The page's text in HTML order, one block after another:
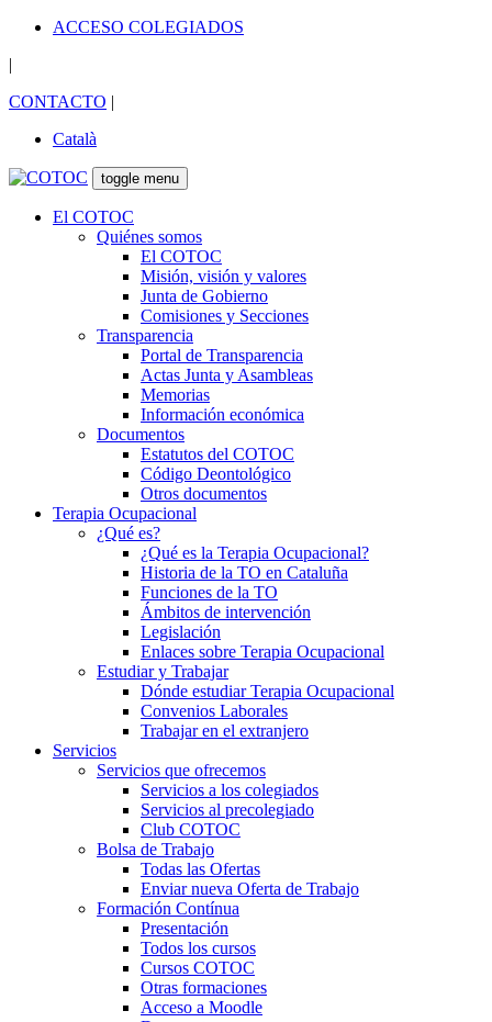
ACCESO COLEGIADOS
|
CONTACTO |
Català
toggle menu
El COTOC
Quiénes somos
El COTOC
Misión, visión y valores
Junta de Gobierno
Comisiones y Secciones
Transparencia
Portal de Transparencia
Actas Junta y Asambleas
Memorias
Información económica
Documentos
Estatutos del COTOC
Código Deontológico
Otros documentos
Terapia Ocupacional
¿Qué es?
¿Qué es la Terapia Ocupacional?
Historia de la TO en Cataluña
Funciones de la TO
Ámbitos de intervención
Legislación
Enlaces sobre Terapia Ocupacional
Estudiar y Trabajar
Dónde estudiar Terapia Ocupacional
Convenios Laborales
Trabajar en el extranjero
Servicios
Servicios que ofrecemos
Servicios a los colegiados
Servicios al precolegiado
Club COTOC
Bolsa de Trabajo
Todas las Ofertas
Enviar nueva Oferta de Trabajo
Formación Contínua
Presentación
Todos los cursos
Cursos COTOC
Otras formaciones
Acceso a Moodle